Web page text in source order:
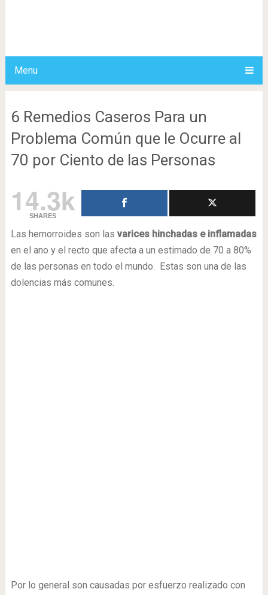
Menu
6 Remedios Caseros Para un
Problema Común que le Ocurre al
70 por Ciento de las Personas
14.3k
SHARES
Las hemorroides son las varices hinchadas e inflamadas
en el ano y el recto que afecta a un estimado de 70 a 80%
de las personas en todo el mundo. Estas son una de las
dolencias más comunes.
Por lo general son causadas por esfuerzo realizado con